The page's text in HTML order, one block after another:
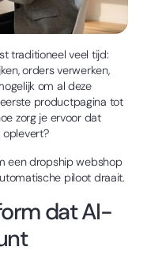
traditioneel veel tijd:
orders verwerken,
om al deze
productpagina tot
zorg je ervoor dat
een dropship webshop
piloot draait.
dat AI-